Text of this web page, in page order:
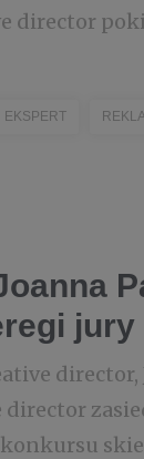
director
EKSPERT